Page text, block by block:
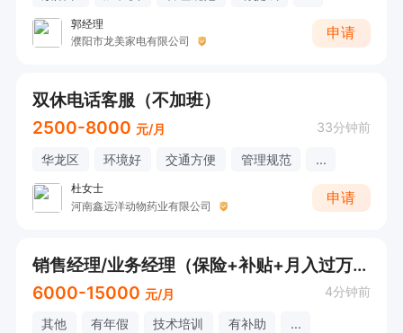
郭经理
濮阳市龙美家电有限公司
申请
双休电话客服（不加班）
2500-8000 元/月 33分钟前
华龙区 环境好 交通方便 管理规范 ...
杜女士
河南鑫远洋动物药业有限公司
申请
销售经理/业务经理（保险+补贴+月入过万+包食宿）
6000-15000 元/月 4分钟前
其他 有年假 技术培训 有补助 ...